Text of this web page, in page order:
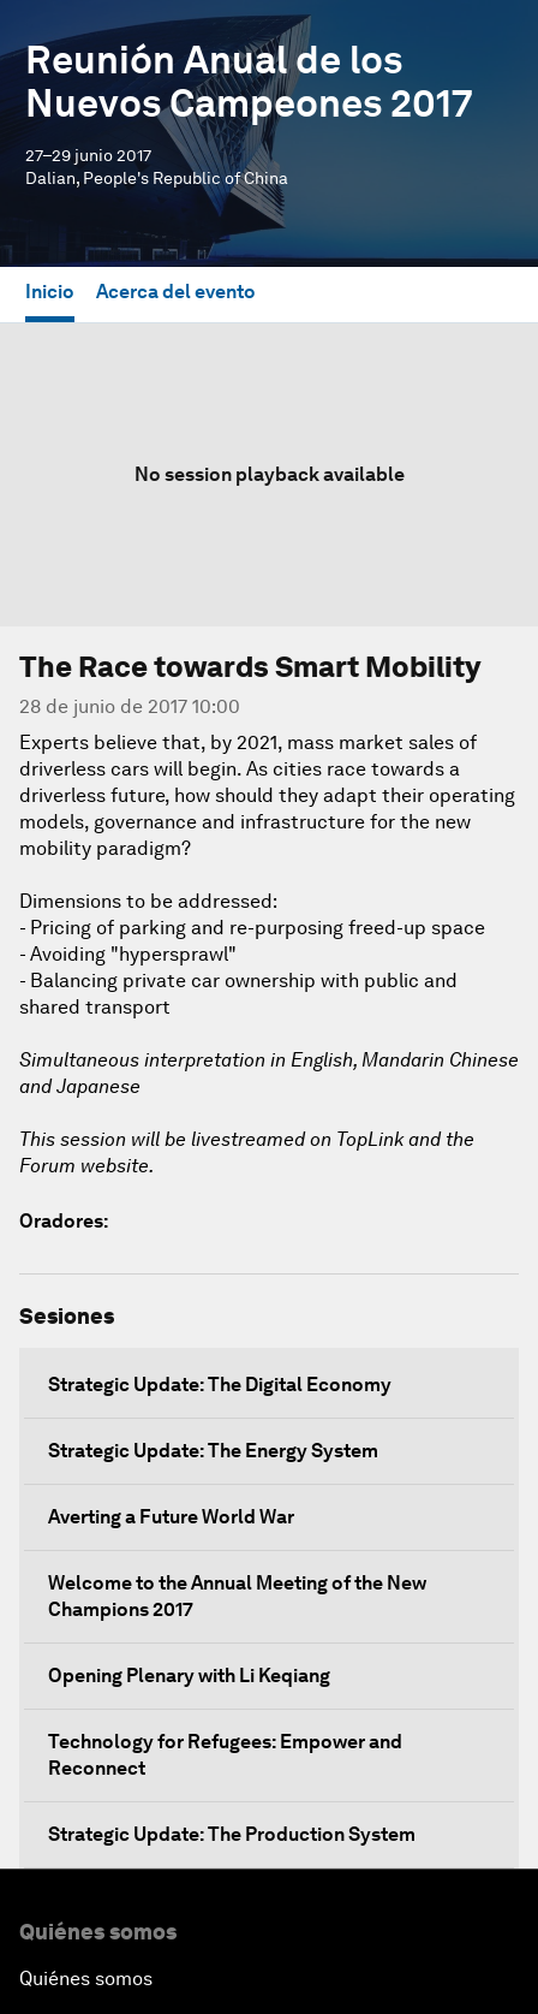
Reunión Anual de los
Nuevos Campeones 2017
27–29 junio 2017
Dalian, People's Republic of China
Inicio Acerca del evento
No session playback available
The Race towards Smart Mobility
28 de junio de 2017 10:00
Experts believe that, by 2021, mass market sales of
driverless cars will begin. As cities race towards a
driverless future, how should they adapt their operating
models, governance and infrastructure for the new
mobility paradigm?
Dimensions to be addressed:
- Pricing of parking and re-purposing freed-up space
- Avoiding "hypersprawl"
- Balancing private car ownership with public and
shared transport
Simultaneous interpretation in English, Mandarin Chinese
and Japanese
This session will be livestreamed on TopLink and the
Forum website.
Oradores:
Sesiones
Strategic Update: The Digital Economy
Strategic Update: The Energy System
Averting a Future World War
Welcome to the Annual Meeting of the New
Champions 2017
Opening Plenary with Li Keqiang
Technology for Refugees: Empower and
Reconnect
Strategic Update: The Production System
Public Art: Spaces of Hope
Quiénes somos
Quiénes somos